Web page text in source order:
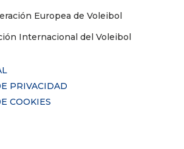
Europea de Voleibol
Internacional del Voleibol
PRIVACIDAD
COOKIES